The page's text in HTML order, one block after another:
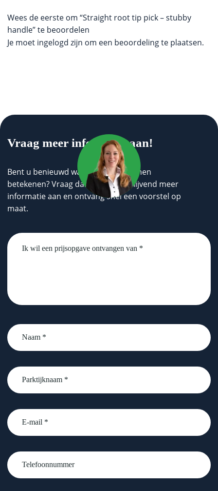
Wees de eerste om “Straight root tip pick – stubby
handle” te beoordelen
Je moet ingelogd zijn om een beoordeling te plaatsen.
Vraag meer informatie aan!
Bent u benieuwd wat wij voor u kunnen
betekenen? Vraag dan geheel vrijblijvend meer
informatie aan en ontvang snel een voorstel op
maat.
Untitled
Naam
*
Parktijknaam
*
email
Telefoonnummer